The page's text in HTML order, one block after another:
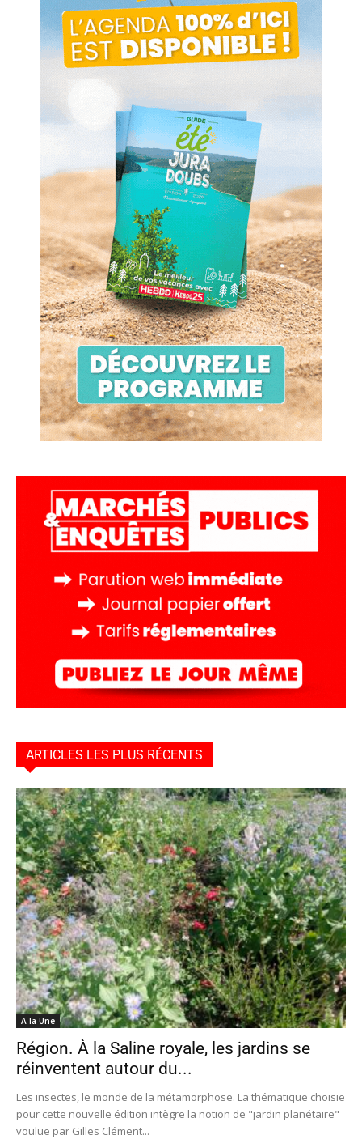
ARTICLES LES PLUS RÉCENTS
A la Une
Région. À la Saline royale, les jardins se
réinventent autour du...
Les insectes, le monde de la métamorphose. La thématique choisie
pour cette nouvelle édition intègre la notion de "jardin planétaire"
voulue par Gilles Clément...